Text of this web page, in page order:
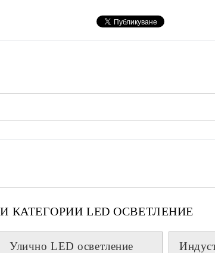
КАТЕГОРИИ LED ОСВЕТЛЕНИЕ
Улично LED осветление